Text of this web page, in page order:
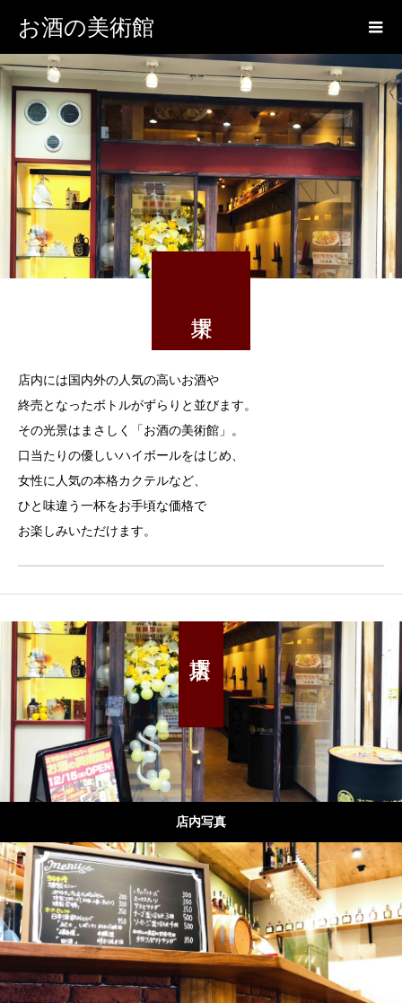
お酒の美術館
店内には国内外の人気の高いお酒や
終売となったボトルがずらりと並びます。
その光景はまさしく「お酒の美術館」。
口当たりの優しいハイボールをはじめ、
女性に人気の本格カクテルなど、
ひと味違う一杯をお手頃な価格で
お楽しみいただけます。
店内写真